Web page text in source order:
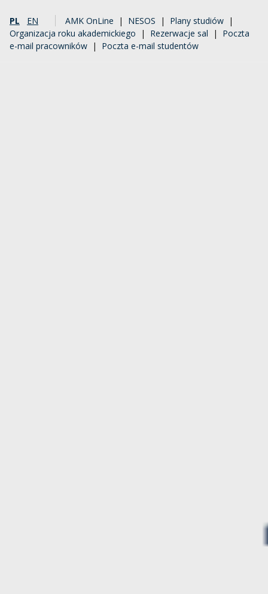
PL EN AMK OnLine | NESOS | Plany studiów |
Organizacja roku akademickiego | Rezerwacje sal | Poczta
e-mail pracowników | Poczta e-mail studentów